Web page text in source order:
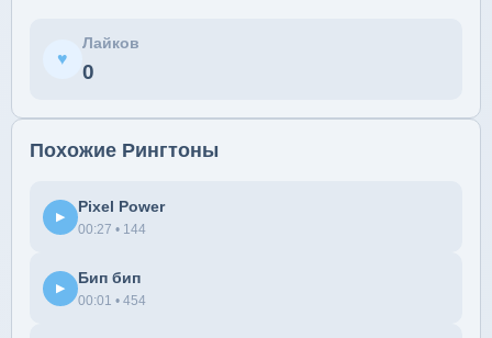
♥
Лайков
0
Похожие Рингтоны
▶
Pixel Power
00:27 • 144
▶
Бип бип
00:01 • 454